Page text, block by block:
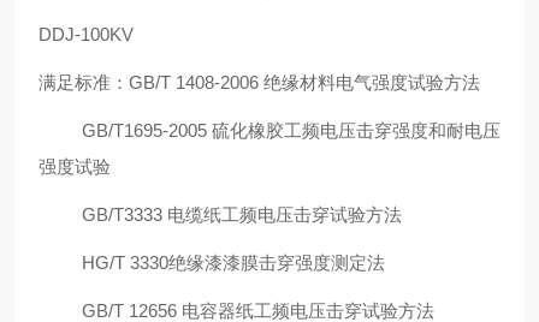
DDJ-100KV
满足标准：GB/T 1408-2006 绝缘材料电气强度试验方法
GB/T1695-2005 硫化橡胶工频电压击穿强度和耐电压
强度试验
GB/T3333 电缆纸工频电压击穿试验方法
HG/T 3330绝缘漆漆膜击穿强度测定法
GB/T 12656 电容器纸工频电压击穿试验方法